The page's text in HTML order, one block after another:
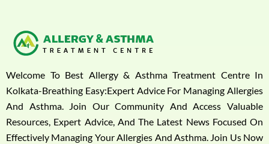
Welcome To Best Allergy & Asthma Treatment Centre In
Kolkata-Breathing Easy:Expert Advice For Managing Allergies
And Asthma. Join Our Community And Access Valuable
Resources, Expert Advice, And The Latest News Focused On
Effectively Managing Your Allergies And Asthma. Join Us Now